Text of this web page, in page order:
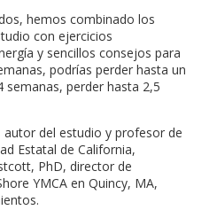
hemos combinado los
con ejercicios
y sencillos consejos para
podrías perder hasta un
perder hasta 2,5
autor del estudio y profesor de
Estatal de California,
PhD, director de
YMCA en Quincy, MA,